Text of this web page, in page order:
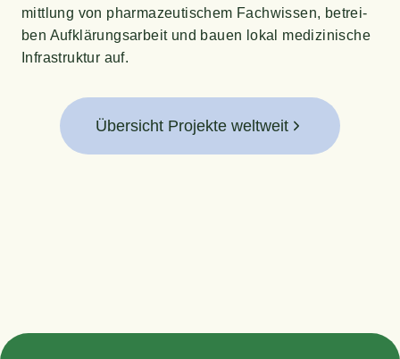
mitt­lung von phar­ma­zeu­ti­schem Fach­wis­sen, betrei­
ben Auf­klä­rungs­ar­beit und bau­en lokal medi­zi­ni­sche
Infra­struk­tur auf.
Übersicht Projekte weltweit